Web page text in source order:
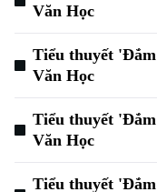
Văn Học
Tiểu thuyết
Văn Học
Tiểu thuyết
Văn Học
Tiểu thuyết